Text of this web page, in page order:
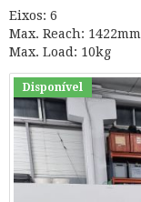
Eixos: 6
Max. Reach: 1422mm
Max. Load: 10kg
Disponível